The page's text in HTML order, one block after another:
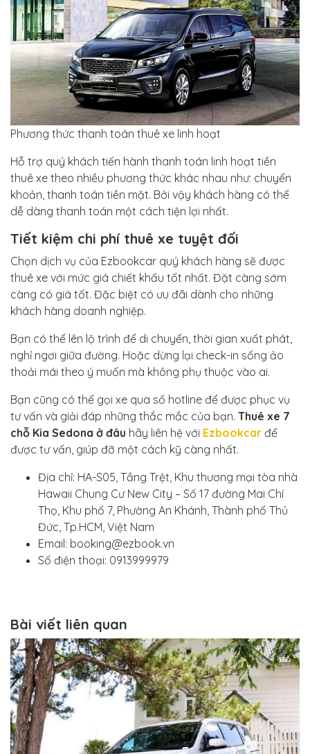
Phương thức thanh toán thuê xe linh hoạt
Hỗ trợ quý khách tiến hành thanh toán linh hoạt tiền
thuê xe theo nhiều phương thức khác nhau như: chuyển
khoản, thanh toán tiền mặt. Bởi vậy khách hàng có thể
dễ dàng thanh toán một cách tiện lợi nhất.
Tiết kiệm chi phí thuê xe tuyệt đối
Chọn dịch vụ của Ezbookcar quý khách hàng sẽ được
thuê xe với mức giá chiết khấu tốt nhất. Đặt càng sớm
càng có giá tốt. Đặc biệt có ưu đãi dành cho những
khách hàng doanh nghiệp.
Bạn có thể lên lộ trình để di chuyển, thời gian xuất phát,
nghỉ ngơi giữa đường. Hoặc dừng lại check-in sống ảo
thoải mái theo ý muốn mà không phụ thuộc vào ai.
Bạn cũng có thể gọi xe qua số hotline để được phục vụ
tư vấn và giải đáp những thắc mắc của bạn. Thuê xe 7
chỗ Kia Sedona ở đâu hãy liên hệ với Ezbookcar để
được tư vấn, giúp đỡ một cách kỹ càng nhất.
Địa chỉ: HA-S05, Tầng Trệt, Khu thương mại tòa nhà
Hawaii Chung Cư New City – Số 17 đường Mai Chí
Thọ, Khu phố 7, Phường An Khánh, Thành phố Thủ
Đức, Tp.HCM, Việt Nam
Email: booking@ezbook.vn
Số điện thoại: 0913999979
Bài viết liên quan